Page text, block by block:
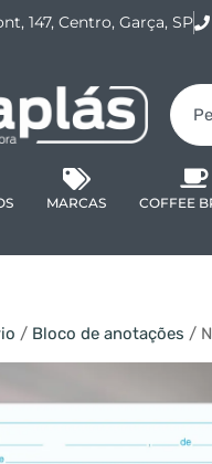
147, Centro, Garça, SP
MARCAS COFFEE
/ Bloco de anotações /